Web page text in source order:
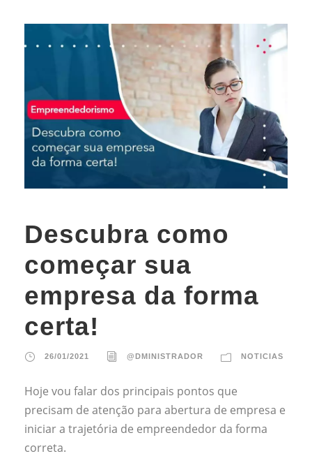
Descubra como
começar sua
empresa da forma
certa!
26/01/2021 @DMINISTRADOR NOTICIAS
Hoje vou falar dos principais pontos que
precisam de atenção para abertura de empresa e
iniciar a trajetória de empreendedor da forma
correta.